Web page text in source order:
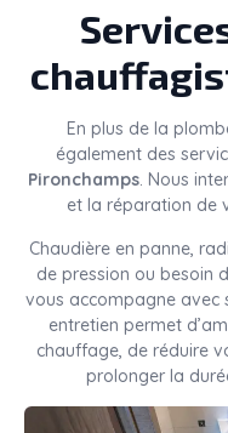
En plus de la
également des
Pironchamps. Nous
et la réparation de
Chaudière en panne,
de pression ou besoin
vous accompagne avec
entretien permet
chauffage, de réduire
prolonger la